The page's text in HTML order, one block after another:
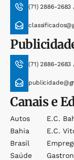
(71) 2886-
(71) 2886-
Canais e
Autos
Bahia
Brasil
Saúde
E.c.
E.c.